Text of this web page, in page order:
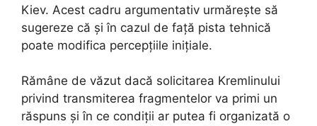
Kiev. Acest cadru argumentativ urmărește să
sugereze că și în cazul de față pista tehnică
poate modifica percepțiile inițiale.
Rămâne de văzut dacă solicitarea Kremlinului
privind transmiterea fragmentelor va primi un
răspuns și în ce condiții ar putea fi organizată o